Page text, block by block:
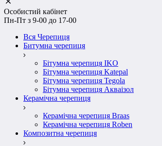
Особистий кабінет
Пн-Пт з 9-00 до 17-00
Вся Черепиця
Битумна черепиця
Бітумна черепиця IKO
Бітумна черепиця Katepal
Бітумна черепиця Tegola
Бітумна черепиця Акваізол
Керамічна черепиця
Керамічна черепиця Braas
Керамічна черепиця Roben
Композитна черепиця